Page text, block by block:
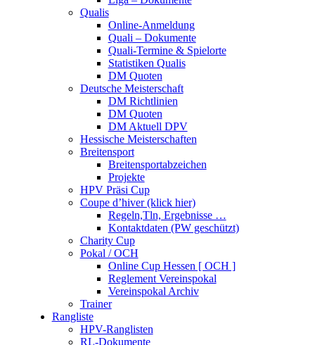
Qualis
Online-Anmeldung
Quali – Dokumente
Quali-Termine & Spielorte
Statistiken Qualis
DM Quoten
Deutsche Meisterschaft
DM Richtlinien
DM Quoten
DM Aktuell DPV
Hessische Meisterschaften
Breitensport
Breitensportabzeichen
Projekte
HPV Präsi Cup
Coupe d’hiver (klick hier)
Regeln,Tln, Ergebnisse …
Kontaktdaten (PW geschützt)
Charity Cup
Pokal / OCH
Online Cup Hessen [ OCH ]
Reglement Vereinspokal
Vereinspokal Archiv
Trainer
Rangliste
HPV-Ranglisten
RL-Dokumente